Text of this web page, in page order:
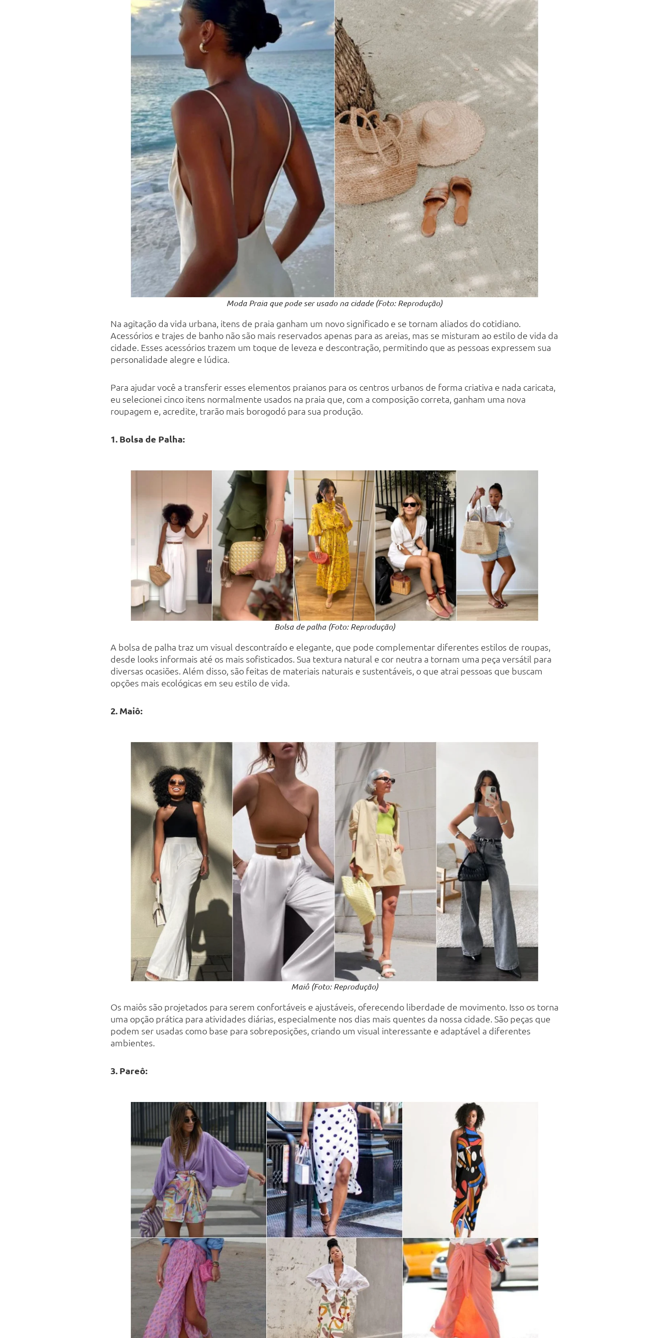
Moda Praia que pode ser usado na cidade (Foto: Reprodução)
Na agitação da vida urbana, itens de praia ganham um novo significado e se tornam aliados do cotidiano.
Acessórios e trajes de banho não são mais reservados apenas para as areias, mas se misturam ao estilo de vida da
cidade. Esses acessórios trazem um toque de leveza e descontração, permitindo que as pessoas expressem sua
personalidade alegre e lúdica.
Para ajudar você a transferir esses elementos praianos para os centros urbanos de forma criativa e nada caricata,
eu selecionei cinco itens normalmente usados na praia que, com a composição correta, ganham uma nova
roupagem e, acredite, trarão mais borogodó para sua produção.
1. Bolsa de Palha:
Bolsa de palha (Foto: Reprodução)
A bolsa de palha traz um visual descontraído e elegante, que pode complementar diferentes estilos de roupas,
desde looks informais até os mais sofisticados. Sua textura natural e cor neutra a tornam uma peça versátil para
diversas ocasiões. Além disso, são feitas de materiais naturais e sustentáveis, o que atrai pessoas que buscam
opções mais ecológicas em seu estilo de vida.
2. Maiô:
Maiô (Foto: Reprodução)
Os maiôs são projetados para serem confortáveis e ajustáveis, oferecendo liberdade de movimento. Isso os torna
uma opção prática para atividades diárias, especialmente nos dias mais quentes da nossa cidade. São peças que
podem ser usadas como base para sobreposições, criando um visual interessante e adaptável a diferentes
ambientes.
3. Pareô: